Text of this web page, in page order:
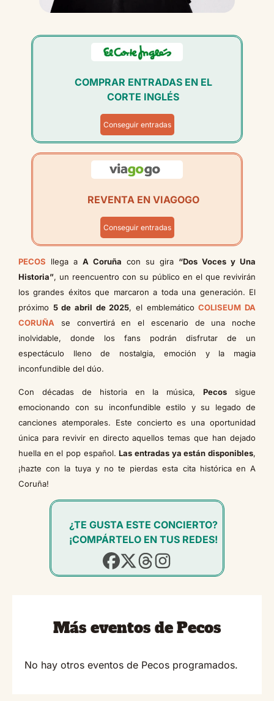
COMPRAR ENTRADAS EN EL
CORTE INGLÉS
Conseguir entradas
REVENTA EN VIAGOGO
Conseguir entradas
PECOS llega a A Coruña con su gira “Dos Voces y Una
Historia”, un reencuentro con su público en el que revivirán
los grandes éxitos que marcaron a toda una generación. El
próximo 5 de abril de 2025, el emblemáticoCOLISEUM DA
CORUÑA se convertirá en el escenario de una noche
inolvidable, donde los fans podrán disfrutar de un
espectáculo lleno de nostalgia, emoción y la magia
inconfundible del dúo.
Con décadas de historia en la música,Pecos sigue
emocionando con su inconfundible estilo y su legado de
canciones atemporales. Este concierto es una oportunidad
única para revivir en directo aquellos temas que han dejado
huella en el pop español.Las entradas ya están disponibles,
¡hazte con la tuya y no te pierdas esta cita histórica en A
Coruña!
¿TE GUSTA ESTE CONCIERTO?
¡COMPÁRTELO EN TUS REDES!
Más eventos de Pecos
No hay otros eventos de Pecos programados.